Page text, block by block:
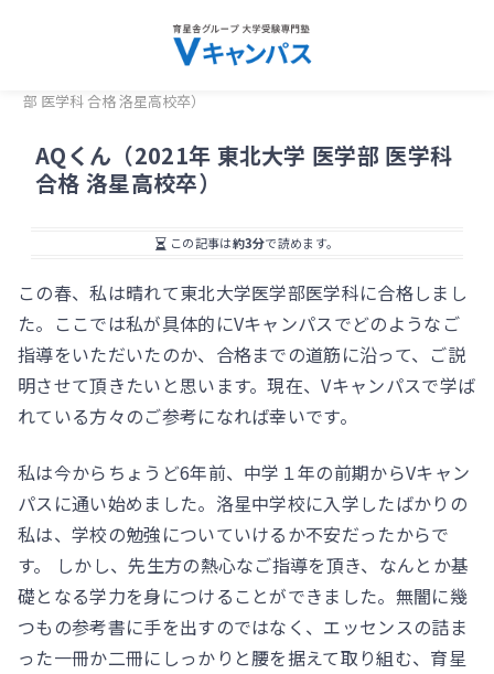
部 医学科 合格 洛星高校卒）
AQくん（2021年 東北大学 医学部 医学科
合格 洛星高校卒）
この記事は約3分で読めます。
この春、私は晴れて東北大学医学部医学科に合格しまし
た。ここでは私が具体的にVキャンパスでどのようなご
指導をいただいたのか、合格までの道筋に沿って、ご説
明させて頂きたいと思います。現在、Vキャンパスで学ば
れている方々のご参考になれば幸いです。
私は今からちょうど6年前、中学１年の前期からVキャン
パスに通い始めました。洛星中学校に入学したばかりの
私は、学校の勉強についていけるか不安だったからで
す。 しかし、先生方の熱心なご指導を頂き、なんとか基
礎となる学力を身につけることができました。無闇に幾
つもの参考書に手を出すのではなく、エッセンスの詰ま
った一冊か二冊にしっかりと腰を据えて取り組む、育星